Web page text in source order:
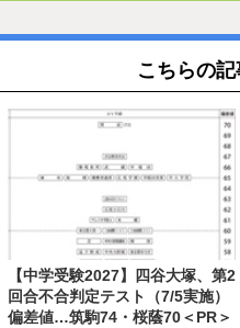
こちらの
【中学受験2027】四谷大塚、第2
回合不合判定テスト（7/5実施）
偏差値…筑駒74・桜蔭70＜PR＞